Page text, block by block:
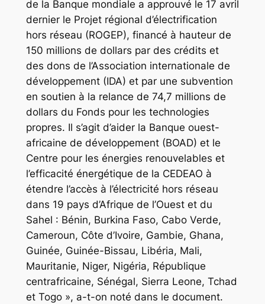
de la Banque mondiale a approuvé le 17 avril
dernier le Projet régional d’électrification
hors réseau (ROGEP), financé à hauteur de
150 millions de dollars par des crédits et
des dons de l’Association internationale de
développement (IDA) et par une subvention
en soutien à la relance de 74,7 millions de
dollars du Fonds pour les technologies
propres. Il s’agit d’aider la Banque ouest-
africaine de développement (BOAD) et le
Centre pour les énergies renouvelables et
l’efficacité énergétique de la CEDEAO à
étendre l’accès à l’électricité hors réseau
dans 19 pays d’Afrique de l’Ouest et du
Sahel : Bénin, Burkina Faso, Cabo Verde,
Cameroun, Côte d’Ivoire, Gambie, Ghana,
Guinée, Guinée-Bissau, Libéria, Mali,
Mauritanie, Niger, Nigéria, République
centrafricaine, Sénégal, Sierra Leone, Tchad
et Togo », a-t-on noté dans le document.